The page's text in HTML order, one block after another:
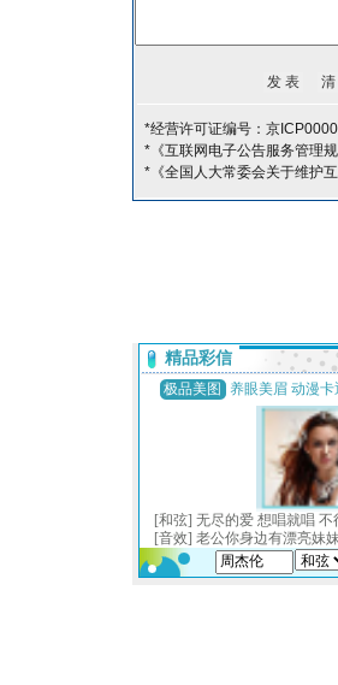
*经营许可证编号：京
*《互联网电子公告服务管理规
*《全国人大常委会关于维护